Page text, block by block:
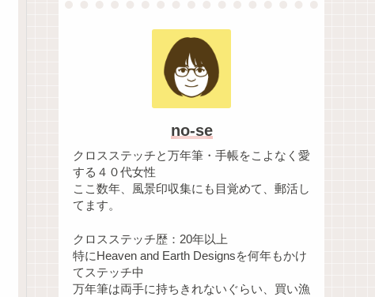
no-se
クロスステッチと万年筆・手帳をこよなく愛
する４０代女性
ここ数年、風景印収集にも目覚めて、郵活し
てます。
クロスステッチ歴：20年以上
特にHeaven and Earth Designsを何年もかけ
てステッチ中
万年筆は両手に持ちきれないぐらい、買い漁